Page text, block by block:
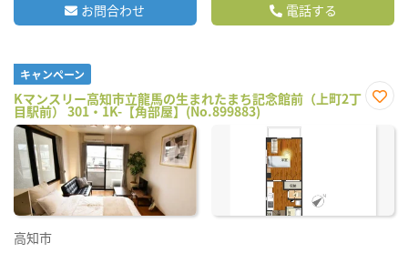
お問合わせ 電話する
キャンペーン
Kマンスリー高知市立龍馬の生まれたまち記念館前（上町2丁
目駅前） 301・1K-【角部屋】(No.899883)
に入
高知市